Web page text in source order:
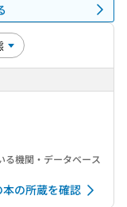
機関・データベース
本の所蔵を確認